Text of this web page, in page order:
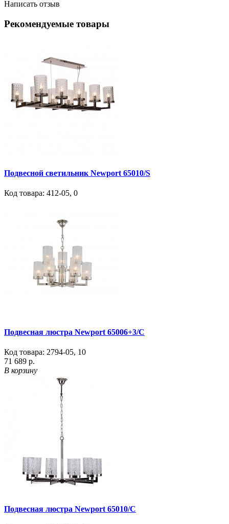
Написать отзыв
Рекомендуемые товары
Подвесной светильник Newport 65010/S
Код товара: 412-05, 0
Подвесная люстра Newport 65006+3/C
Код товара: 2794-05, 10
71 689 р.
В корзину
Подвесная люстра Newport 65010/C